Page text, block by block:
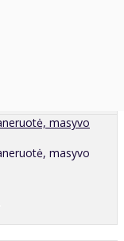
masyvo
masyvo